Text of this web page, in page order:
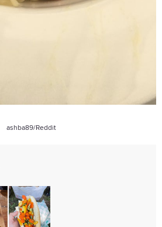
ashba89/Reddit